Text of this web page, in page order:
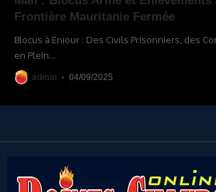
Frontière Mauritanie Fermée
Blocus à Eniour : Des Civils Prisonniers, des
en Plein…
admin 04/09/2025